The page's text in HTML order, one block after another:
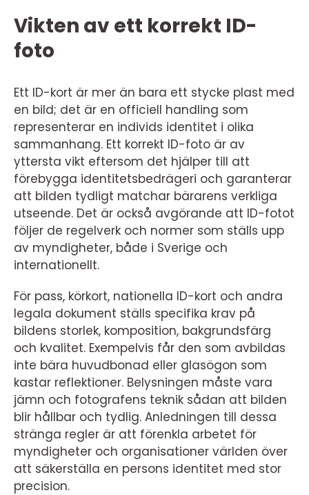
Vikten av ett korrekt ID-
foto
Ett ID-kort är mer än bara ett stycke plast med
en bild; det är en officiell handling som
representerar en individs identitet i olika
sammanhang. Ett korrekt ID-foto är av
yttersta vikt eftersom det hjälper till att
förebygga identitetsbedrägeri och garanterar
att bilden tydligt matchar bärarens verkliga
utseende. Det är också avgörande att ID-fotot
följer de regelverk och normer som ställs upp
av myndigheter, både i Sverige och
internationellt.
För pass, körkort, nationella ID-kort och andra
legala dokument ställs specifika krav på
bildens storlek, komposition, bakgrundsfärg
och kvalitet. Exempelvis får den som avbildas
inte bära huvudbonad eller glasögon som
kastar reflektioner. Belysningen måste vara
jämn och fotografens teknik sådan att bilden
blir hållbar och tydlig. Anledningen till dessa
stränga regler är att förenkla arbetet för
myndigheter och organisationer världen över
att säkerställa en persons identitet med stor
precision.